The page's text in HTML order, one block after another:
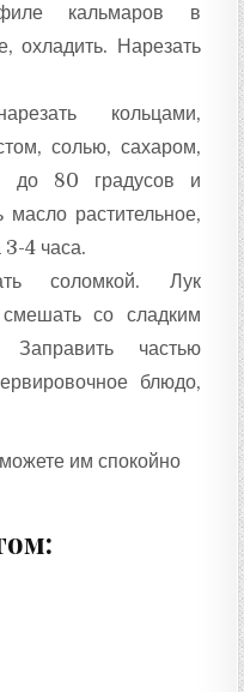
кальмаров в
охладить. Нарезать
кольцами,
солью, сахаром,
до 80 градусов и
растительное,
3-4 часа.
соломкой. Лук
со сладким
частью
блюдо,
им спокойно